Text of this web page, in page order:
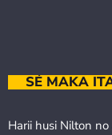
SÉ MAKA
Harii husi Nilton